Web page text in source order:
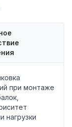
при монтаже
нагрузки